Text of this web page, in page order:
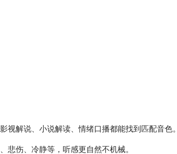
视解说、小说解读、情绪口播都能找到匹配音色。
悲伤、冷静等，听感更自然不机械。